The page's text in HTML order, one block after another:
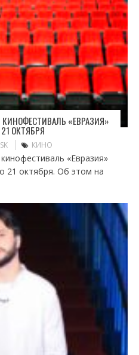
«ЕВРАЗИЯ»
ОКТЯБРЯ
КИНО
«Евразия»
21 октября. Об этом на